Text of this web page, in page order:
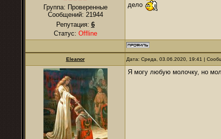
Группа: Проверенные
Сообщений: 21944
Репутация: 6
Статус: Offline
дело
Eleanor Дата: Среда, 03.06.2020, 19:41 |
Я могу любую молочку, но